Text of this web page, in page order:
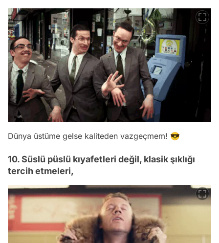
Dünya üstüme gelse kaliteden vazgeçmem! 😎
10. Süslü püslü kıyafetleri değil, klasik şıklığı
tercih etmeleri,